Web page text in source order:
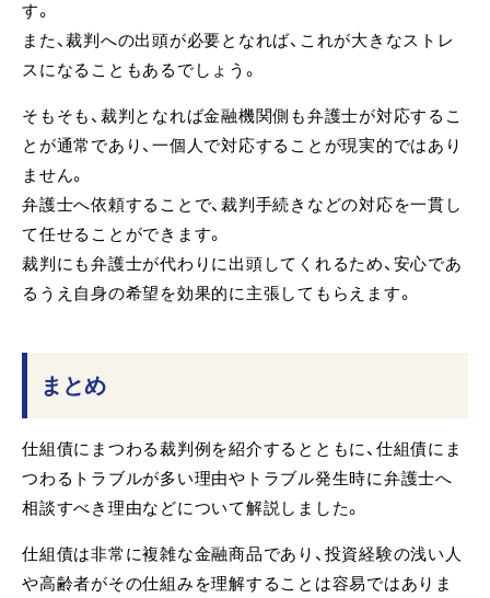
す。
また、裁判への出頭が必要となれば、これが大きなストレ
スになることもあるでしょう。
そもそも、裁判となれば金融機関側も弁護士が対応するこ
とが通常であり、一個人で対応することが現実的ではあり
ません。
弁護士へ依頼することで、裁判手続きなどの対応を一貫し
て任せることができます。
裁判にも弁護士が代わりに出頭してくれるため、安心であ
るうえ自身の希望を効果的に主張してもらえます。
まとめ
仕組債にまつわる裁判例を紹介するとともに、仕組債にま
つわるトラブルが多い理由やトラブル発生時に弁護士へ
相談すべき理由などについて解説しました。
仕組債は非常に複雑な金融商品であり、投資経験の浅い人
や高齢者がその仕組みを理解することは容易ではありま